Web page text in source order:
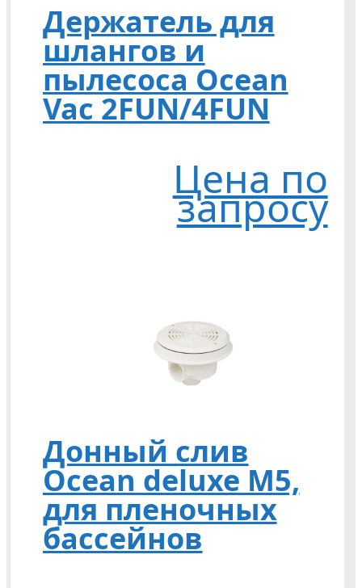
Держатель для
шлангов и
пылесоса Ocean
Vac 2FUN/4FUN
Цена по
запросу
Донный слив
Ocean deluxe M5,
для пленочных
бассейнов